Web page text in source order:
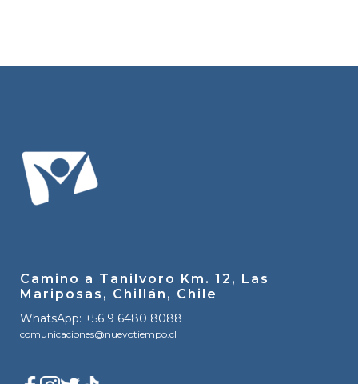
Camino a Tanilvoro Km. 12, Las
Mariposas, Chillán, Chile
WhatsApp: +56 9 6480 8088
comunicaciones@nuevotiempo.cl